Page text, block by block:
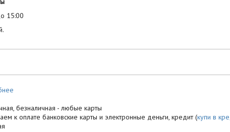
15:00
безналичная - любые карты
к оплате банковские карты и электронные деньги, кредит (купи в